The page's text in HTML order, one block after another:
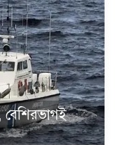
বেশিরভাগই